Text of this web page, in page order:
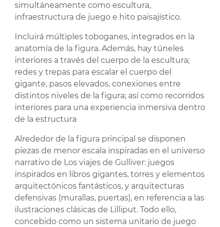
simultáneamente como escultura,
infraestructura de juego e hito paisajístico.
Incluirá múltiples toboganes, integrados en la
anatomía de la figura. Además, hay túneles
interiores a través del cuerpo de la escultura;
redes y trepas para escalar el cuerpo del
gigante, pasos elevados, conexiones entre
distintos niveles de la figura; así como recorridos
interiores para una experiencia inmersiva dentro
de la estructura
Alrededor de la figura principal se disponen
piezas de menor escala inspiradas en el universo
narrativo de Los viajes de Gulliver: juegos
inspirados en libros gigantes, torres y elementos
arquitectónicos fantásticos, y arquitecturas
defensivas (murallas, puertas), en referencia a las
ilustraciones clásicas de Lilliput. Todo ello,
concebido como un sistema unitario de juego